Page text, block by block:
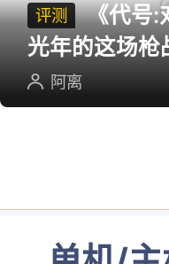
评测
《代号:对决》试玩:朝夕
光年的这场枪
血压
阿离